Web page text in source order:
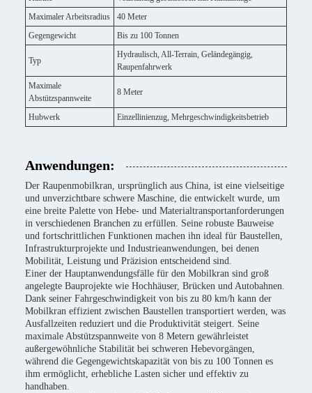
Maximaler Arbeitsradius
40 Meter
Gegengewicht
Bis zu 100 Tonnen
Typ
Hydraulisch, All-Terrain, Geländegängig,
Raupenfahrwerk
Maximale
Abstützspannweite
8 Meter
Hubwerk Einzellinienzug, Mehrgeschwindigkeitsbetrieb
Anwendungen:
Der Raupenmobilkran, ursprünglich aus China, ist eine vielseitige
und unverzichtbare schwere Maschine, die entwickelt wurde, um
eine breite Palette von Hebe- und Materialtransportanforderungen
in verschiedenen Branchen zu erfüllen. Seine robuste Bauweise
und fortschrittlichen Funktionen machen ihn ideal für Baustellen,
Infrastrukturprojekte und Industrieanwendungen, bei denen
Mobilität, Leistung und Präzision entscheidend sind.
Einer der Hauptanwendungsfälle für den Mobilkran sind groß
angelegte Bauprojekte wie Hochhäuser, Brücken und Autobahnen.
Dank seiner Fahrgeschwindigkeit von bis zu 80 km/h kann der
Mobilkran effizient zwischen Baustellen transportiert werden, was
Ausfallzeiten reduziert und die Produktivität steigert. Seine
maximale Abstützspannweite von 8 Metern gewährleistet
außergewöhnliche Stabilität bei schweren Hebevorgängen,
während die Gegengewichtskapazität von bis zu 100 Tonnen es
ihm ermöglicht, erhebliche Lasten sicher und effektiv zu
handhaben.